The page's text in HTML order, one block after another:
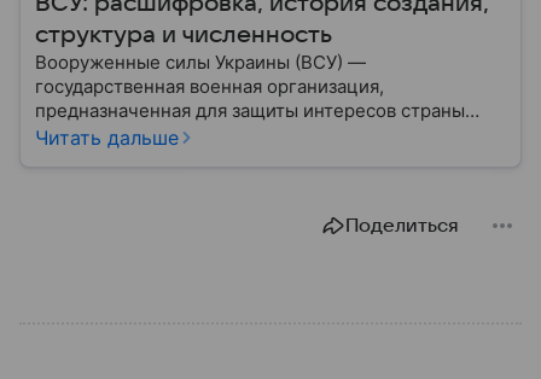
структура и численность
Вооруженные силы Украины (ВСУ) —
государственная военная организация,
предназначенная для защиты интересов страны
военным путем. Была создана после
Читать дальше
Поделиться